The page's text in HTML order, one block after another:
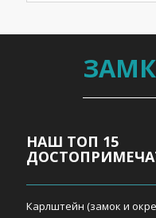
НАШ ТОП 15
Карлштейн (замок и